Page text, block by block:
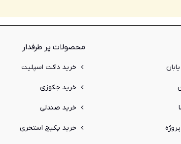
محصولات پر طرفدار
خرید داکت اسپلیت
خرید جکوزی
خرید صندلی
خرید پکیج استخری